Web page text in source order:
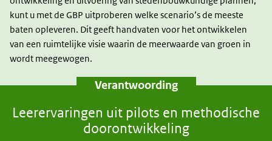
kunt u met de GBP uitproberen welke scenario’s de meeste
baten opleveren. Dit geeft handvaten voor het ontwikkelen
van een ruimtelijke visie waarin de meerwaarde van groen in
wordt meegewogen.
Verantwoording
Leerervaringen uit pilots en methodische
doorontwikkeling